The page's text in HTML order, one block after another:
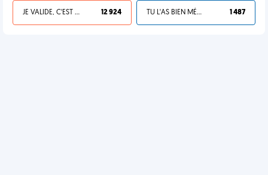
JE VALIDE, C'EST UNE VDM 12 924 TU L'AS BIEN MÉRITÉ 1 487